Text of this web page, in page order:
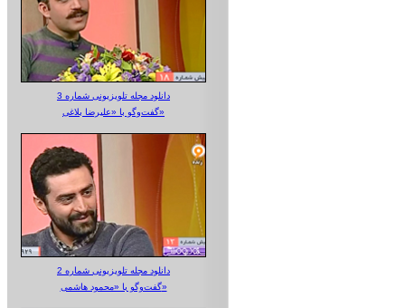
دانلود مجله تلویزیونی شماره 3
گفت‌وگو با «علیرضا بلاغی»
دانلود مجله تلویزیونی شماره 2
گفت‌وگو با «محمود هاشمی»